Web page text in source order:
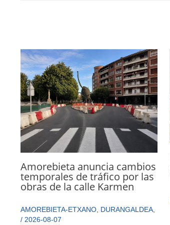
Amorebieta anuncia cambios
temporales de tráfico por las
obras de la calle Karmen
AMOREBIETA-ETXANO, DURANGALDEA,
/ 2026-08-07